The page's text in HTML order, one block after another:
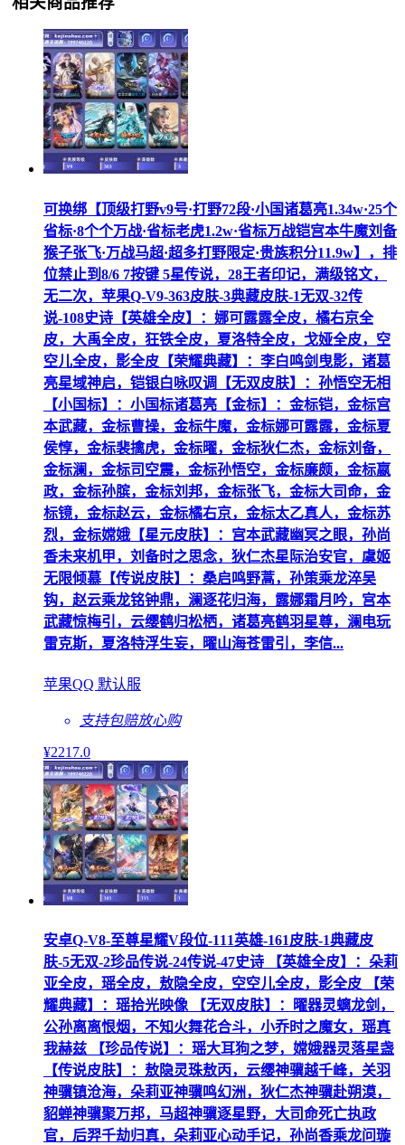
可换绑【顶级打野v9号·打野72段·小国诸葛亮1.34w·25个
省标·8个个万战·省标老虎1.2w·省标万战铠宫本牛魔刘备
猴子张飞·万战马超·超多打野限定·贵族积分11.9w】，排
位禁止到8/6 7按键 5星传说，28王者印记，满级铭文，
无二次，苹果Q-V9-363皮肤-3典藏皮肤-1无双-32传
说-108史诗【英雄全皮】：娜可露露全皮，橘右京全
皮，大禹全皮，狂铁全皮，夏洛特全皮，戈娅全皮，空
空儿全皮，影全皮【荣耀典藏】：李白鸣剑曳影，诸葛
亮星域神启，铠银白咏叹调【无双皮肤】：孙悟空无相
【小国标】：小国标诸葛亮【金标】：金标铠，金标宫
本武藏，金标曹操，金标牛魔，金标娜可露露，金标夏
侯惇，金标裴擒虎，金标曜，金标狄仁杰，金标刘备，
金标澜，金标司空震，金标孙悟空，金标廉颇，金标嬴
政，金标孙膑，金标刘邦，金标张飞，金标大司命，金
标镜，金标赵云，金标橘右京，金标太乙真人，金标苏
烈，金标嫦娥【星元皮肤】：宫本武藏幽冥之眼，孙尚
香未来机甲，刘备时之思念，狄仁杰星际治安官，虞姬
无限倾慕【传说皮肤】：桑启鸣野蒿，孙策乘龙淬吴
钩，赵云乘龙铭钟鼎，澜逐花归海，露娜霜月吟，宫本
武藏惊梅引，云缨鹤归松栖，诸葛亮鹤羽星尊，澜电玩
雷克斯，夏洛特浮生妄，曜山海苍雷引，李信...
苹果QQ 默认服
支持包赔放心购
¥2217.0
安卓Q-V8-至尊星耀V段位-111英雄-161皮肤-1典藏皮
肤-5无双-2珍品传说-24传说-47史诗 【英雄全皮】：朵莉
亚全皮，瑶全皮，敖隐全皮，空空儿全皮，影全皮 【荣
耀典藏】：瑶拾光映像 【无双皮肤】：曜器灵螭龙剑，
公孙离离恨烟，不知火舞花合斗，小乔时之魔女，瑶真
我赫兹 【珍品传说】：瑶大耳狗之梦，嫦娥器灵落星盏
【传说皮肤】：敖隐灵珠敖丙，云缨神骥越千峰，关羽
神骥镇沧海，朵莉亚神骥鸣幻洲，狄仁杰神骥赴朔漠，
貂蝉神骥聚万邦，马超神骥逐星野，大司命死亡执政
官，后羿千劫归真，朵莉亚心动手记，孙尚香乘龙问璇